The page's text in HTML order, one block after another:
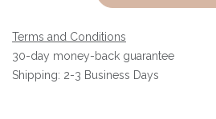
Terms and Conditions
30-day money-back guarantee
Shipping: 2-3 Business Days